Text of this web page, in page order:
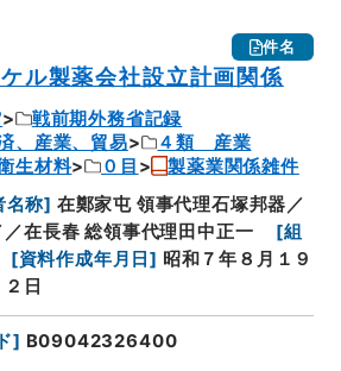
件名
ル製薬会社設立計画関係
戦前期外務省記録
、産業、貿易
４類 産業
生材料
０目
製薬業関係雑件
名称] 在鄭家屯 領事代理石塚邦器／
在長春 総領事代理田中正一
[組
[資料作成年月日] 昭和７年８月１９
日
] B09042326400